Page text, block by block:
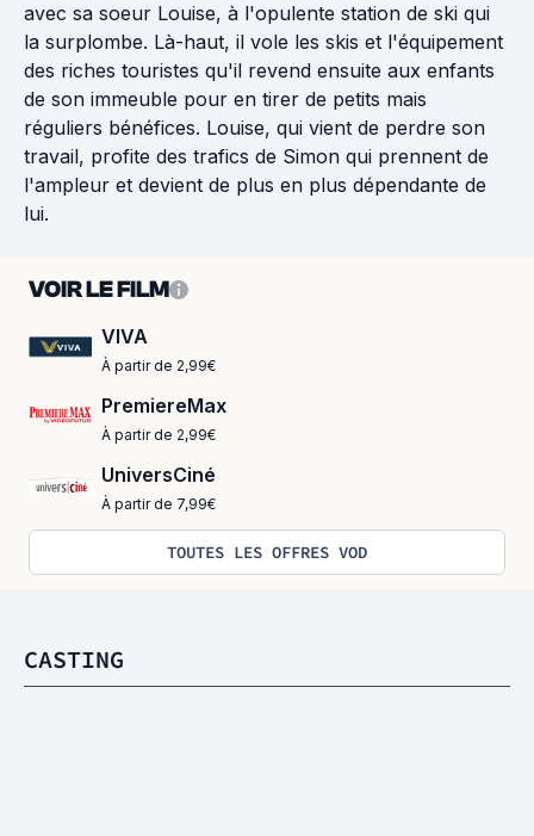
avec sa soeur Louise, à l'opulente station de ski qui
la surplombe. Là-haut, il vole les skis et l'équipement
des riches touristes qu'il revend ensuite aux enfants
de son immeuble pour en tirer de petits mais
réguliers bénéfices. Louise, qui vient de perdre son
travail, profite des trafics de Simon qui prennent de
l'ampleur et devient de plus en plus dépendante de
lui.
VOIR LE FILM
VIVA
À partir de 2,99€
PremiereMax
À partir de 2,99€
UniversCiné
À partir de 7,99€
TOUTES LES OFFRES VOD
CASTING